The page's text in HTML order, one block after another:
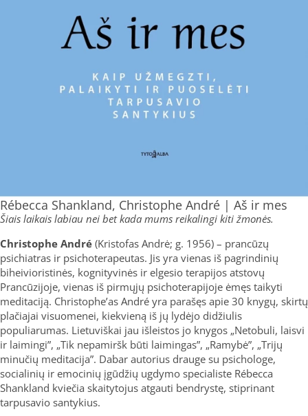
Rébecca Shankland, Christophe André | Aš ir mes
Šiais laikais labiau nei bet kada mums reikalingi kiti žmonės.
Christophe André (Kristofas Andrė; g. 1956) – prancūzų
psichiatras ir psichoterapeutas. Jis yra vienas iš pagrindinių
biheivioristinės, kognityvinės ir elgesio terapijos atstovų
Prancūzijoje, vienas iš pirmųjų psichoterapijoje ėmęs taikyti
meditaciją. Christophe’as André yra parašęs apie 30 knygų, skirtų
plačiajai visuomenei, kiekvieną iš jų lydėjo didžiulis
populiarumas. Lietuviškai jau išleistos jo knygos „Netobuli, laisvi
ir laimingi”, „Tik nepamiršk būti laimingas”, „Ramybė”, „Trijų
minučių meditacija”. Dabar autorius drauge su psichologe,
socialinių ir emocinių įgūdžių ugdymo specialiste Rébecca
Shankland kviečia skaitytojus atgauti bendrystę, stiprinant
tarpusavio santykius.